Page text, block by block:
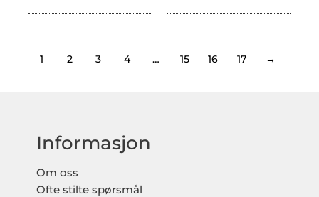
1 2 3 4 … 15 16 17 →
Informasjon
Om oss
Ofte stilte spørsmål